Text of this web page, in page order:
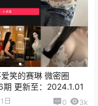
笑的赛琳 微密圈
期 更新至：2024.1.01
日 0 3k